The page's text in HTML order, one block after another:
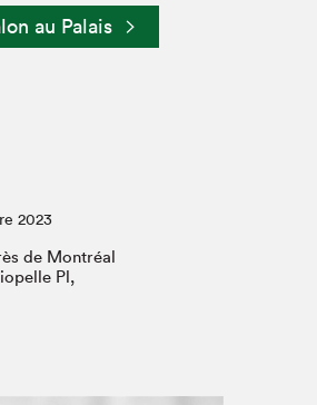
et en ligne
au Palais
2023
de Montréal
Pl,